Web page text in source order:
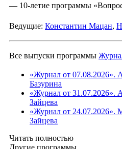
— 10-летие программы
Ведущие: Константин Мацан,
Все выпуски программы
«Журнал от 07.08.2026».
Базурина
«Журнал от 31.07.2026».
Зайцева
«Журнал от 24.07.2026».
Зайцева
Читать полностью
Другие программы